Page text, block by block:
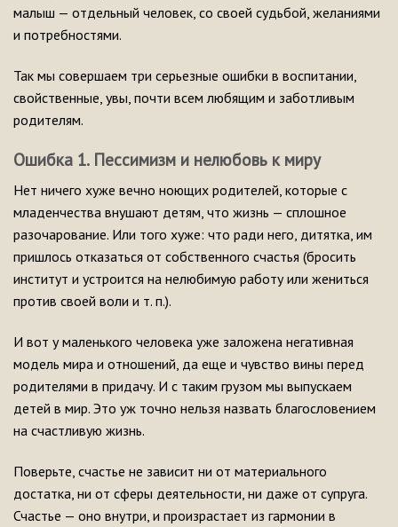
малыш — отдельный человек, со своей судьбой, желаниями
и потребностями.
Так мы совершаем три серьезные ошибки в воспитании,
свойственные, увы, почти всем любящим и заботливым
родителям.
Ошибка 1. Пессимизм и нелюбовь к миру
Нет ничего хуже вечно ноющих родителей, которые с
младенчества внушают детям, что жизнь — сплошное
разочарование. Или того хуже: что ради него, дитятка, им
пришлось отказаться от собственного счастья (бросить
институт и устроится на нелюбимую работу или жениться
против своей воли и т. п.).
И вот у маленького человека уже заложена негативная
модель мира и отношений, да еще и чувство вины перед
родителями в придачу. И с таким грузом мы выпускаем
детей в мир. Это уж точно нельзя назвать благословением
на счастливую жизнь.
Поверьте, счастье не зависит ни от материального
достатка, ни от сферы деятельности, ни даже от супруга.
Счастье — оно внутри, и произрастает из гармонии в